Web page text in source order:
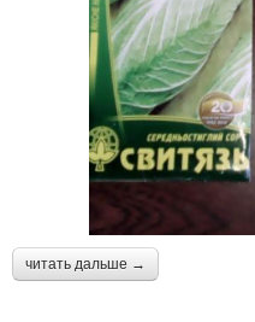
читать дальше →